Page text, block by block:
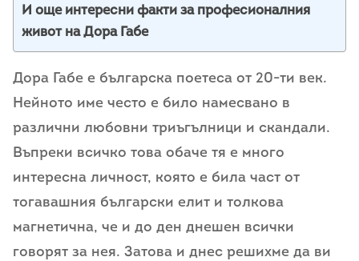
И още интересни факти за професионалния
живот на Дора Габе
Дора Габе е българска поетеса от 20-ти век.
Нейното име често е било намесвано в
различни любовни триъгълници и скандали.
Въпреки всичко това обаче тя е много
интересна личност, която е била част от
тогавашния български елит и толкова
магнетична, че и до ден днешен всички
говорят за нея. Затова и днес решихме да ви